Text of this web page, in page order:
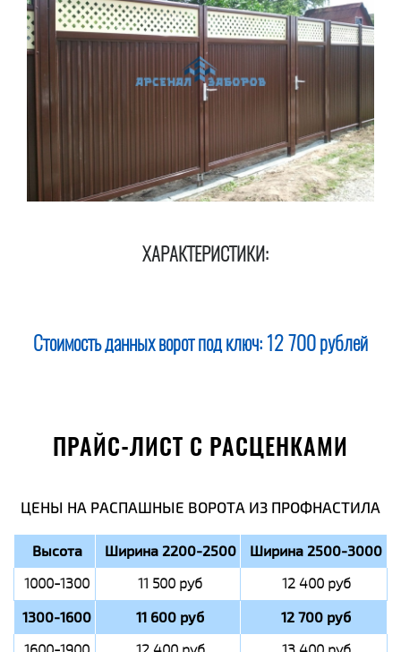
ХАРАКТЕРИСТИКИ:
Стоимость данных ворот под ключ: 12 700 рублей
ПРАЙС-ЛИСТ С РАСЦЕНКАМИ
ЦЕНЫ НА РАСПАШНЫЕ ВОРОТА ИЗ ПРОФНАСТИЛА
Высота Ширина 2200-2500 Ширина 2500-3000
1000-1300 11 500 руб 12 400 руб
1300-1600 11 600 руб 12 700 руб